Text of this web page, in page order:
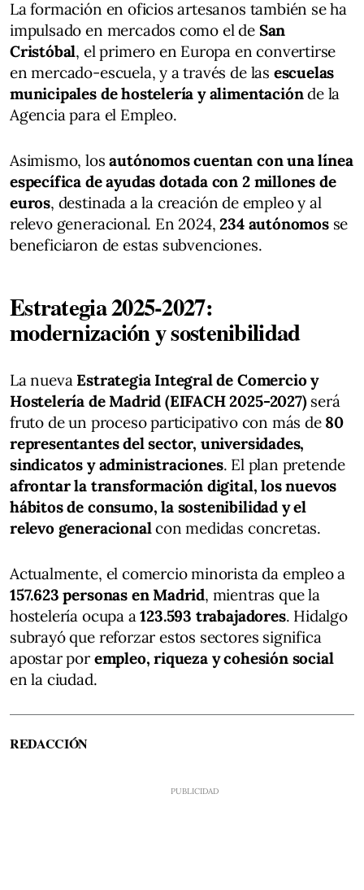
La formación en oficios artesanos también se ha
impulsado en mercados como el de San
Cristóbal, el primero en Europa en convertirse
en mercado-escuela, y a través de las escuelas
municipales de hostelería y alimentaciónde la
Agencia para el Empleo.
Asimismo, losautónomos cuentan con una línea
específica de ayudas dotada con 2 millones de
euros, destinada a la creación de empleo y al
relevo generacional. En 2024,234 autónomosse
beneficiaron de estas subvenciones.
Estrategia 2025-2027:
modernización y sostenibilidad
La nueva Estrategia Integral de Comercio y
Hostelería de Madrid (EIFACH 2025-2027)será
fruto de un proceso participativo con más de 80
representantes del sector, universidades,
sindicatos y administraciones. El plan pretende
afrontar la transformación digital, los nuevos
hábitos de consumo, la sostenibilidad y el
relevo generacionalcon medidas concretas.
Actualmente, el comercio minorista da empleo a
157.623 personas en Madrid, mientras que la
hostelería ocupa a123.593 trabajadores. Hidalgo
subrayó que reforzar estos sectores significa
apostar por empleo, riqueza y cohesión social
en la ciudad.
REDACCIÓN